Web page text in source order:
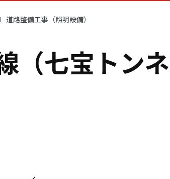
路整備工事（照明設備）
（七宝トン